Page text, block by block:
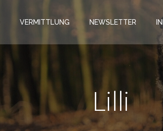
VERMITTLUNG NEWSLETTER
Lilli